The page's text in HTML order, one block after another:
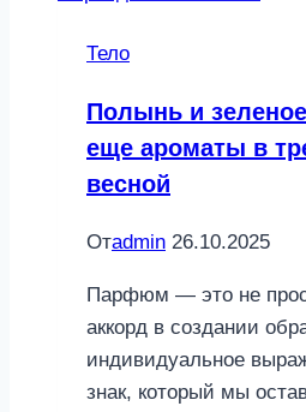
Тело
Полынь и
еще ароматы в
весной
Отadmin 26.10.2025
Парфюм — это не
аккорд в создании
индивидуальное
знак, который мы